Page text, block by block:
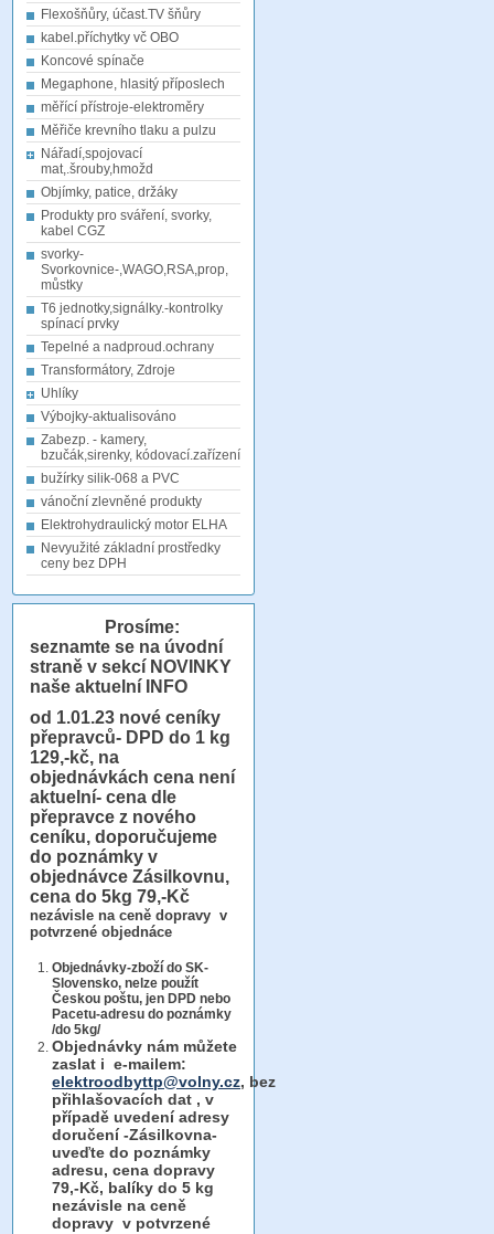
Flexošňůry, účast.TV šňůry
kabel.příchytky vč OBO
Koncové spínače
Megaphone, hlasitý příposlech
měřící přístroje-elektroměry
Měřiče krevního tlaku a pulzu
Nářadí,spojovací
mat,.šrouby,hmožd
Objímky, patice, držáky
Produkty pro sváření, svorky,
kabel CGZ
svorky-
Svorkovnice-,WAGO,RSA,prop,
můstky
T6 jednotky,signálky.-kontrolky
spínací prvky
Tepelné a nadproud.ochrany
Transformátory, Zdroje
Uhlíky
Výbojky-aktualisováno
Zabezp. - kamery,
bzučák,sirenky, kódovací.zařízení
bužírky silik-068 a PVC
vánoční zlevněné produkty
Elektrohydraulický motor ELHA
Nevyužité základní prostředky
ceny bez DPH
Prosíme:
seznamte se na úvodní
straně v sekcí NOVINKY
naše aktuelní INFO
od 1.01.23 nové ceníky
přepravců- DPD do 1 kg
129,-kč, na
objednávkách cena není
aktuelní- cena dle
přepravce z nového
ceníku, doporučujeme
do poznámky v
objednávce Zásilkovnu,
cena do 5kg 79,-Kč
nezávisle na ceně dopravy v
potvrzené objednáce
Objednávky-zboží do SK-
Slovensko, nelze použít
Českou poštu, jen DPD nebo
Pacetu-adresu do poznámky
/do 5kg/
Objednávky nám můžete
zaslat i e-mailem:
elektroodbyttp@volny.cz, bez
přihlašovacích dat , v
případě uvedení adresy
doručení -Zásilkovna-
uveďte do poznámky
adresu, cena dopravy
79,-Kč, balíky do 5 kg
nezávisle na ceně
dopravy v potvrzené